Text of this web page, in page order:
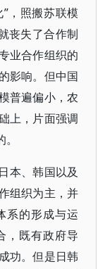
，照搬苏联模
丧失了合作制
业合作组织的
影响。但中国
普遍偏小，农
上，片面强调
本、韩国以及
组织为主，并
系的形成与运
，既有政府导
功。但是日韩